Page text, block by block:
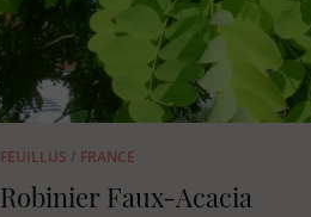
FEUILLUS / FRANCE
Robinier Faux-Acacia